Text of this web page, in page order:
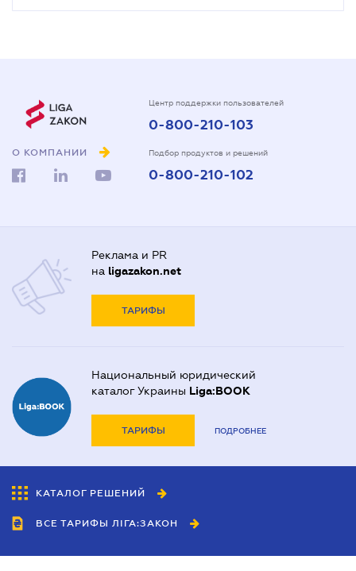
О КОМПАНИИ
Центр поддержки пользователей
0-800-210-103
Подбор продуктов и решений
0-800-210-102
Реклама и PR
на ligazakon.net
ТАРИФЫ
Национальный юридический
каталог Украины Liga:BOOK
ТАРИФЫ ПОДРОБНЕЕ
КАТАЛОГ РЕШЕНИЙ
ВСЕ ТАРИФЫ ЛІГА:ЗАКОН